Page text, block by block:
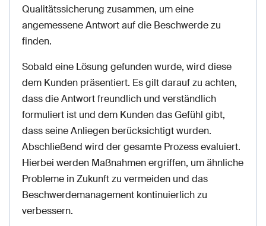
Qualitätssicherung zusammen, um eine
angemessene Antwort auf die Beschwerde zu
finden.
Sobald eine Lösung gefunden wurde, wird diese
dem Kunden präsentiert. Es gilt darauf zu achten,
dass die Antwort freundlich und verständlich
formuliert ist und dem Kunden das Gefühl gibt,
dass seine Anliegen berücksichtigt wurden.
Abschließend wird der gesamte Prozess evaluiert.
Hierbei werden Maßnahmen ergriffen, um ähnliche
Probleme in Zukunft zu vermeiden und das
Beschwerdemanagement kontinuierlich zu
verbessern.